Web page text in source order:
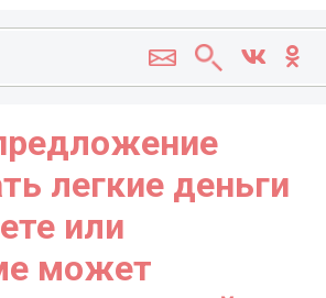
легкие деньги
или
может